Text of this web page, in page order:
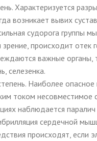
Характеризуется
возникает вывих
судорога группы
происходит отек
важные органы,
селезенка.
Наиболее
током несовместимое
наблюдается
сердечной
происходят, если